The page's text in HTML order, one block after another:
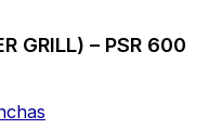
GRILL) – PSR 600